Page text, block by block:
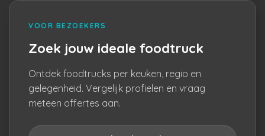
VOOR BEZOEKERS
Zoek jouw ideale foodtruck
Ontdek foodtrucks per keuken, regio en
gelegenheid. Vergelijk profielen en vraag
meteen offertes aan.